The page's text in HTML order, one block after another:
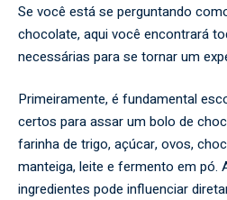
Se você está se perguntando
chocolate, aqui você encontrará
necessárias para se tornar um
Primeiramente, é fundamental
certos para assar um bolo de
farinha de trigo, açúcar, ovos,
manteiga, leite e fermento em pó.
ingredientes pode influenciar